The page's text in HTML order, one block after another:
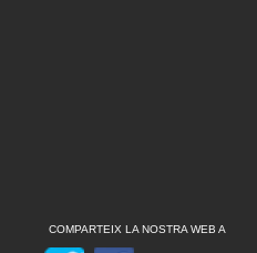
COMPARTEIX LA NOSTRA WEB A